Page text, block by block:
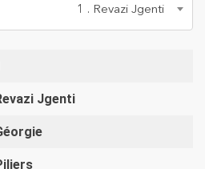
1 . Revazi Jgenti
Jgenti